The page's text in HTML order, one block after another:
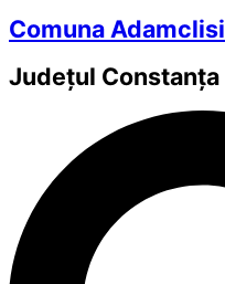
Comuna Adamclisi
Județul Constanța